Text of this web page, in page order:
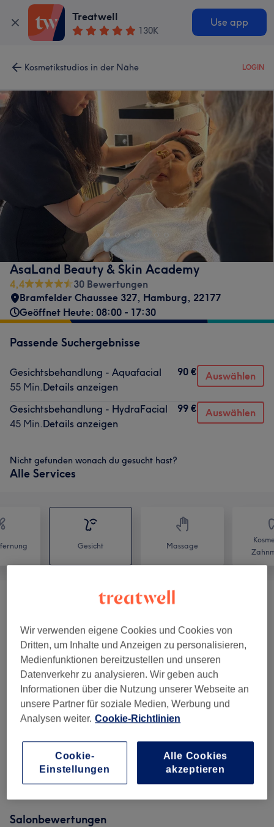
Treatwell
130K
Use app
Kosmetikstudios in der Nähe LOGIN
AsaLand Beauty & Skin Academy
4,4
30 Bewertungen
Bramfelder Chaussee 327, Hamburg, 22177
Geöffnet Heute: 08:00 - 17:30
Passende Suchergebnisse
Gesichtsbehandlung - Aquafacial
55 Min.Details anzeigen
90 € Auswählen
Gesichtsbehandlung - HydraFacial
45 Min.Details anzeigen
99 € Auswählen
Nicht gefunden wonach du gesucht hast?
Alle Services
Gesicht Massage
Gesichtsbehandlungen (15 )
Augenbrauen &
Wimpernbehandlungen (13)
ab 10 €
Wimpernverlängerungen (7) ab 25 €
Make-Up (6) ab 45 €
Permanent Make-Up (4) ab 150 €
Zubuchbare Extras (1
Salonbewertungen
Wir verwenden eigene Cookies und Cookies von
Dritten, um Inhalte und Anzeigen zu personalisieren,
Medienfunktionen bereitzustellen und unseren
Datenverkehr zu analysieren. Wir geben auch
Informationen über die Nutzung unserer Webseite an
unsere Partner für soziale Medien, Werbung und
Analysen weiter. Cookie-Richtlinien
Cookie-
Einstellungen
Alle Cookies
akzeptieren